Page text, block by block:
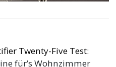
Twenty-Five Test:
für’s Wohnzimmer